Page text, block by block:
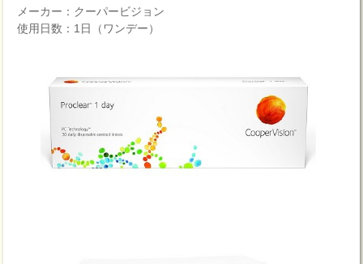
メーカー：クーパービジョン
使用日数：1日（ワンデー）